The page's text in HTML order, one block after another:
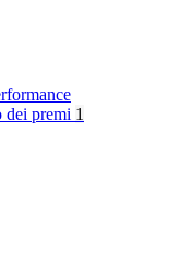
dei premi 1